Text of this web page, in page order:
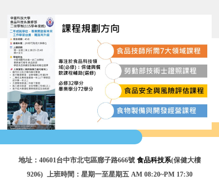
地址：40601台中市北屯區廍子路666號 食品科技系(保健大樓
9206) 上班時間：星期一至星期五 AM 08:20~PM 17:30